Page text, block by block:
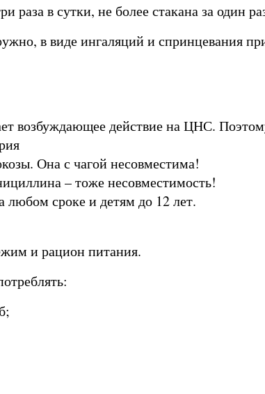
раза в сутки, не более стакана за один
в виде ингаляций и спринцевания
возбуждающее действие на ЦНС.
Она с чагой несовместима!
– тоже несовместимость!
сроке и детям до 12 лет.
и рацион питания.